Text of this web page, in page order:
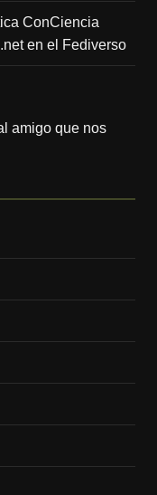
ConCiencia
en el Fediverso
amigo que nos